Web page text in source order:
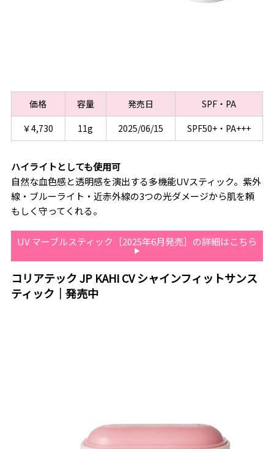
価格 容量 発売日
SPF・PA
￥4,730
11g 2025/06/15 SPF50+・PA+++
ハイライトとしても使用可
自然な血色感と透明感を演出する多機能UVスティック。紫外
線・ブルーライト・近赤外線の3つの光ダメージから肌を頼
もしく守ってくれる。
UV マーブルスティック［2025年6月発売］の詳細はこちら
コリアテック JP KAHI CV シャインフィットサンス
ティック｜発売中